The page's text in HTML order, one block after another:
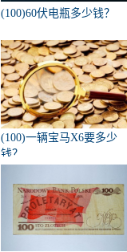
(100)60伏电瓶多少钱？
(100)一辆宝马X6要多少
钱？